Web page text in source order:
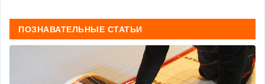
ПОЗНАВАТЕЛЬНЫЕ СТАТЬИ